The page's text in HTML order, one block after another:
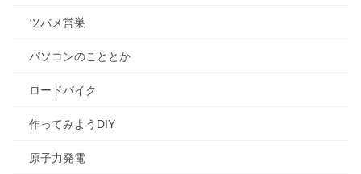
ツバメ営巣
パソコンのこととか
ロードバイク
作ってみようDIY
原子力発電